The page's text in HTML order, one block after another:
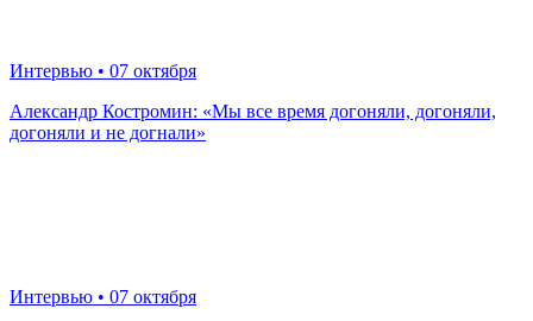
Интервью • 07 октября
Александр Костромин: «Мы все время догоняли, догоняли,
догоняли и не догнали»
Интервью • 07 октября